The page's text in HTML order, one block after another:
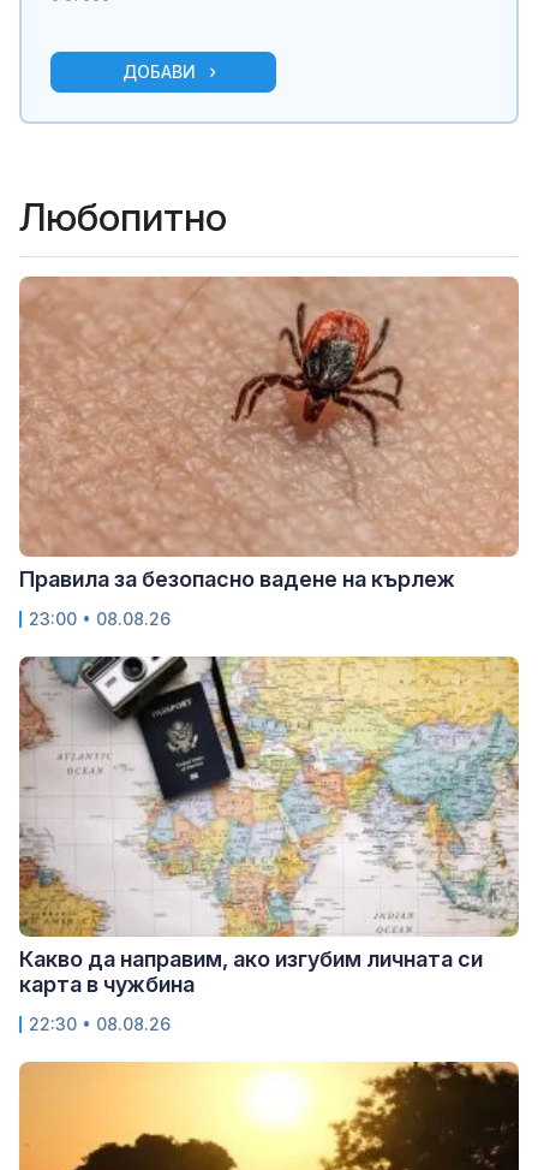
ДОБАВИ
Любопитно
Правила за безопасно вадене на кърлеж
23:00 • 08.08.26
Какво да направим, ако изгубим личната си
карта в чужбина
22:30 • 08.08.26